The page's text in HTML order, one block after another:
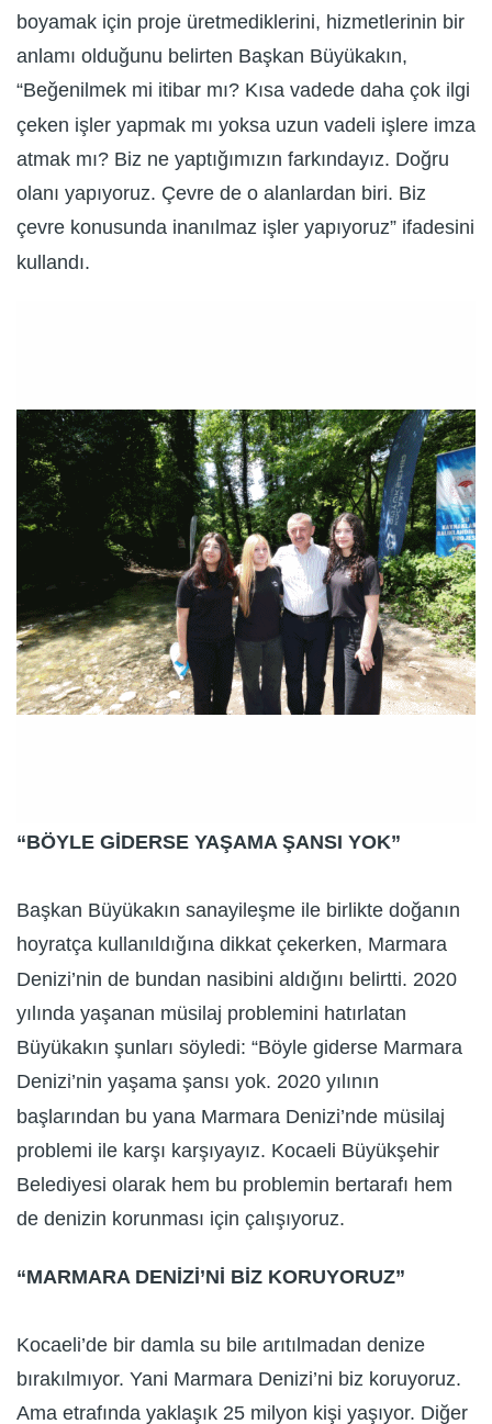
boyamak için proje üretmediklerini, hizmetlerinin bir
anlamı olduğunu belirten Başkan Büyükakın,
“Beğenilmek mi itibar mı? Kısa vadede daha çok ilgi
çeken işler yapmak mı yoksa uzun vadeli işlere imza
atmak mı? Biz ne yaptığımızın farkındayız. Doğru
olanı yapıyoruz. Çevre de o alanlardan biri. Biz
çevre konusunda inanılmaz işler yapıyoruz” ifadesini
kullandı.
“BÖYLE GİDERSE YAŞAMA ŞANSI YOK”
Başkan Büyükakın sanayileşme ile birlikte doğanın
hoyratça kullanıldığına dikkat çekerken, Marmara
Denizi’nin de bundan nasibini aldığını belirtti. 2020
yılında yaşanan müsilaj problemini hatırlatan
Büyükakın şunları söyledi: “Böyle giderse Marmara
Denizi’nin yaşama şansı yok. 2020 yılının
başlarından bu yana Marmara Denizi’nde müsilaj
problemi ile karşı karşıyayız. Kocaeli Büyükşehir
Belediyesi olarak hem bu problemin bertarafı hem
de denizin korunması için çalışıyoruz.
“MARMARA DENİZİ’Nİ BİZ KORUYORUZ”
Kocaeli’de bir damla su bile arıtılmadan denize
bırakılmıyor. Yani Marmara Denizi’ni biz koruyoruz.
Ama etrafında yaklaşık 25 milyon kişi yaşıyor. Diğer